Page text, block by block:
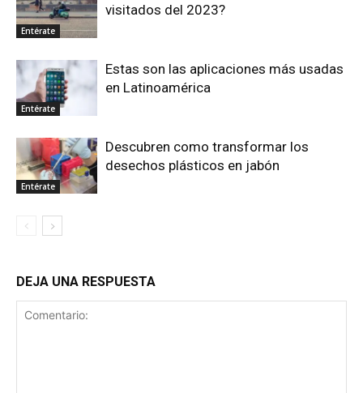
Entérate
visitados del 2023?
Entérate
Estas son las aplicaciones más usadas
en Latinoamérica
Entérate
Descubren como transformar los
desechos plásticos en jabón
DEJA UNA RESPUESTA